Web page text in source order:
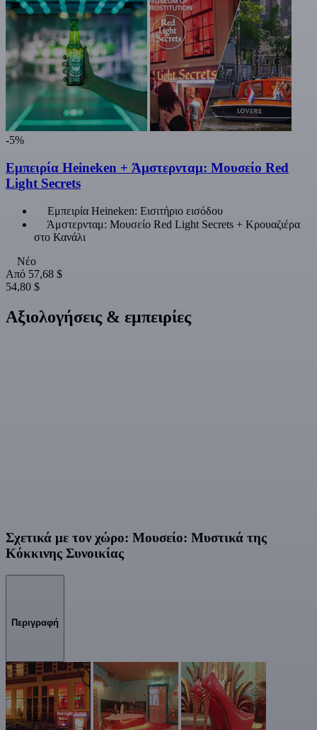
-5%
Εμπειρία Heineken + Άμστερνταμ: Μουσείο Red
Light Secrets
Εμπειρία Heineken: Εισιτήριο εισόδου
Άμστερνταμ: Μουσείο Red Light Secrets + Κρουαζιέρα
στο Κανάλι
Νέο
Από 57,68 $
54,80 $
Αξιολογήσεις & εμπειρίες
Σχετικά με τον χώρο: Μουσείο: Μυστικά της
Κόκκινης Συνοικίας
Περιγραφή